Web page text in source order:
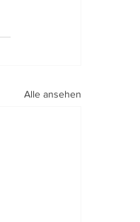
Alle ansehen